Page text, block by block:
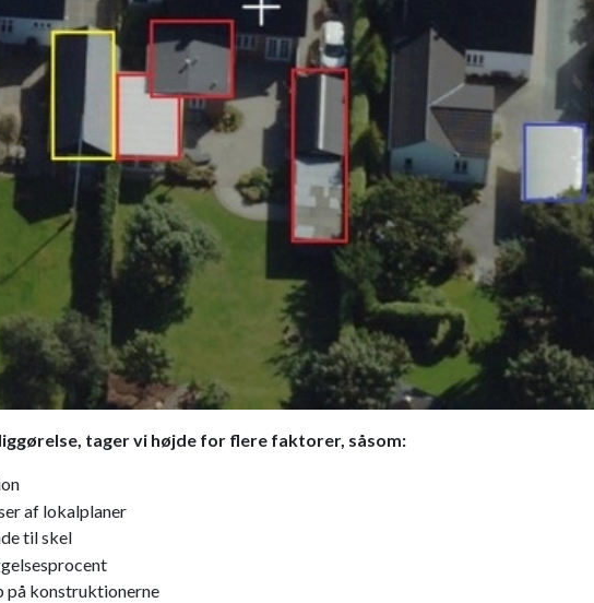
tager vi højde for flere faktorer, såsom:
af lokalplaner
til skel
på konstruktionerne